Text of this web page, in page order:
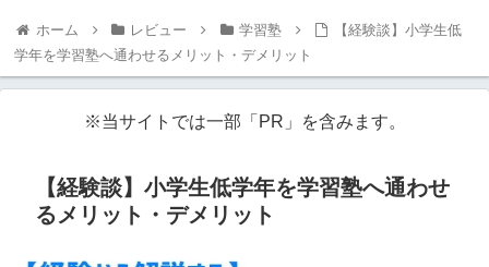
ホーム レビュー 学習塾
【経験談】小学生低
学年を学習塾へ通わせるメリット・デメリット
※当サイトでは一部「PR」を含みます。
【経験談】小学生低学年を学習塾へ通わせ
るメリット・デメリット